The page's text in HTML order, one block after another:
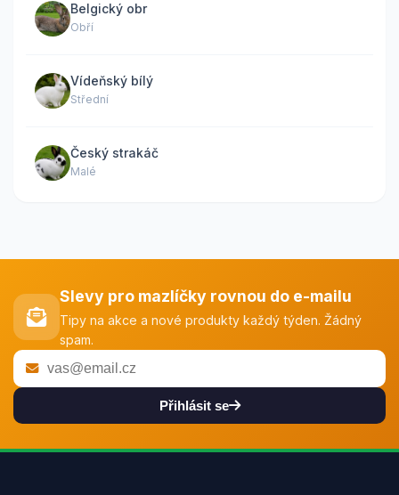
Belgický obr
Obří
Vídeňský bílý
Střední
Český strakáč
Malé
Slevy pro mazlíčky rovnou do e-mailu
Tipy na akce a nové produkty každý týden. Žádný
spam.
Přihlásit se